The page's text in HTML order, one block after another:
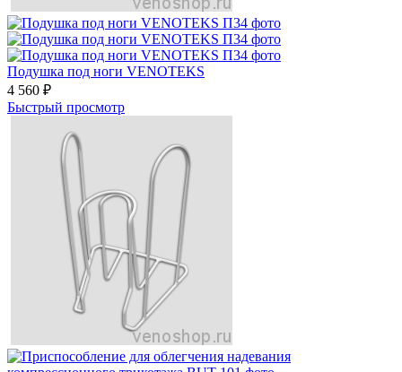
Подушка под ноги VENOTEKS
4 560 ₽
Быстрый просмотр